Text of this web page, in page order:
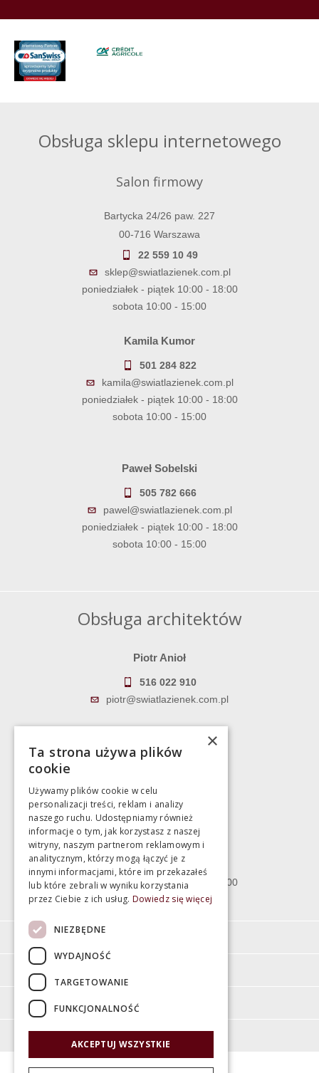
Obsługa sklepu internetowego
Salon firmowy
Bartycka 24/26 paw. 227
00-716 Warszawa
22 559 10 49
sklep@swiatlazienek.com.pl
poniedziałek - piątek 10:00 - 18:00
sobota 10:00 - 15:00
Kamila Kumor
501 284 822
kamila@swiatlazienek.com.pl
poniedziałek - piątek 10:00 - 18:00
sobota 10:00 - 15:00
Paweł Sobelski
505 782 666
pawel@swiatlazienek.com.pl
poniedziałek - piątek 10:00 - 18:00
sobota 10:00 - 15:00
Obsługa architektów
Piotr Anioł
516 022 910
piotr@swiatlazienek.com.pl
783 043 083
Magazyn
Bartycka 24/26 Hala 100
00-716 Warszawa
poniedziałek - piątek 10:00 - 18:00
sobota 10:00 - 15:00
Moje konto
O firmie
×
Ta strona używa plików
cookie
Używamy plików cookie w celu
personalizacji treści, reklam i analizy
naszego ruchu. Udostępniamy również
informacje o tym, jak korzystasz z naszej
witryny, naszym partnerom reklamowym i
analitycznym, którzy mogą łączyć je z
innymi informacjami, które im przekazałeś
lub które zebrali w wyniku korzystania
przez Ciebie z ich usług. Dowiedz się więcej
NIEZBĘDNE
WYDAJNOŚĆ
TARGETOWANIE
FUNKCJONALNOŚĆ
AKCEPTUJ WSZYSTKIE